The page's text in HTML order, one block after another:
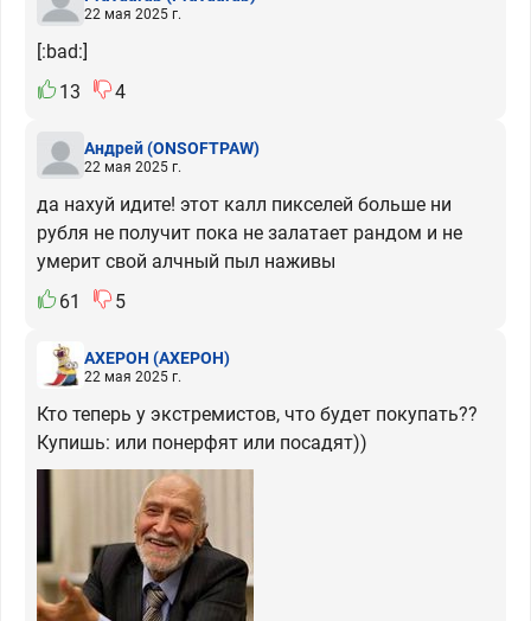
22 мая 2025 г.
[:bad:]
13
4
Андрей(ONSOFTPAW)
22 мая 2025 г.
да нахуй идите! этот калл пикселей больше ни
рубля не получит пока не залатает рандом и не
умерит свой алчный пыл наживы
61
5
АХЕРОН (АХЕРОН)
22 мая 2025 г.
Кто теперь у экстремистов, что будет покупать??
Купишь: или понерфят или посадят))